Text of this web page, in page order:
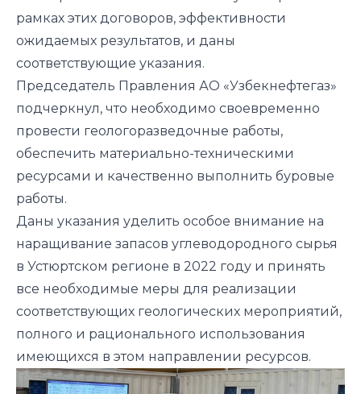
рамках этих договоров, эффективности
ожидаемых результатов, и даны
соответствующие указания.
Председатель Правления АО «Узбекнефтегаз»
подчеркнул, что необходимо своевременно
провести геологоразведочные работы,
обеспечить материально-техническими
ресурсами и качественно выполнить буровые
работы.
Даны указания уделить особое внимание на
наращивание запасов углеводородного сырья
в Устюртском регионе в 2022 году и принять
все необходимые меры для реализации
соответствующих геологических мероприятий,
полного и рационального использования
имеющихся в этом направлении ресурсов.